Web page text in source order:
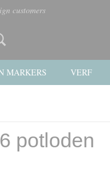
customers
MARKERS VERF
potloden